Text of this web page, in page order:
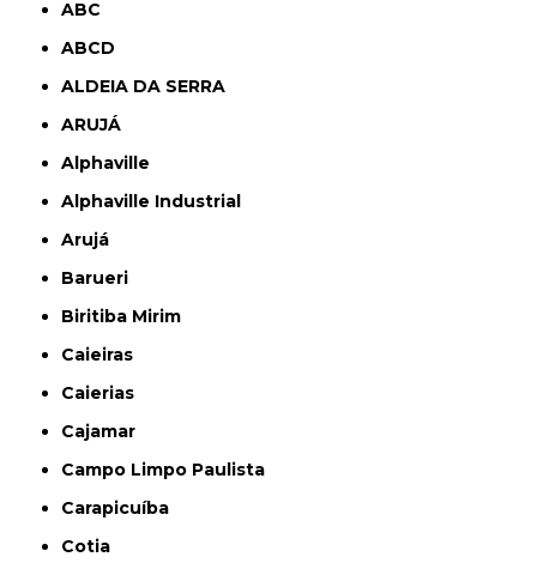
ABC
ABCD
ALDEIA DA SERRA
ARUJÁ
Alphaville
Alphaville Industrial
Arujá
Barueri
Biritiba Mirim
Caieiras
Caierias
Cajamar
Campo Limpo Paulista
Carapicuíba
Cotia